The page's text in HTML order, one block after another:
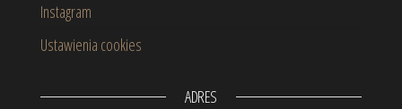
Instagram
Ustawienia cookies
ADRES